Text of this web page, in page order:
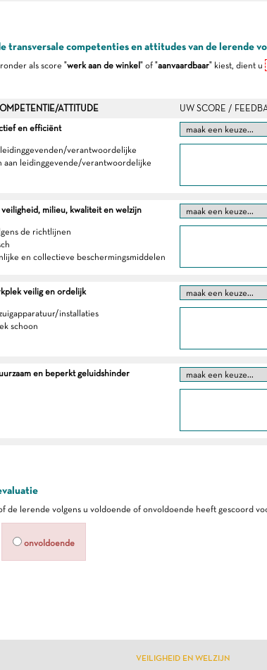
transversale competenties en attitudes van de lerende
als score "werk aan de winkel " of "aanvaardbaar" kiest, dient u
ATTITUDE UW SCORE /
en efficiënt
verantwoordelijke
aan leidinggevende/verantwoordelijke
milieu, kwaliteit en welzijn
de richtlijnen
en collectieve beschermingsmiddelen
veilig en ordelijk
installaties
schoon
en beperkt geluidshinder
de lerende volgens u voldoende of onvoldoende heeft gescoord
onvoldoende
VEILIGHEID EN WELZIJN